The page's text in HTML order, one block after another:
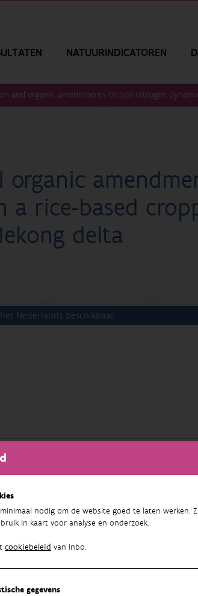
nodig om de website goed te laten werken.
in kaart voor analyse en onderzoek.
cookiebeleid van Inbo.
gegevens
NATUURINDICATOREN
and organic amendments on soil nitrogen
a rice-based
delta
Nederlands beschikbaar.